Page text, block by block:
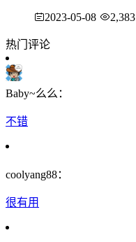
2023-05-08 2,383
热门评论
Baby~么么：
不错
coolyang88：
很有用